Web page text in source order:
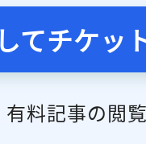
てチケッ
有料記事の閲